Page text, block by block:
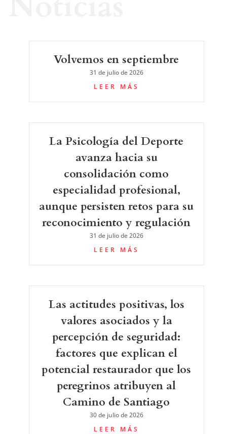
Volvemos en septiembre
31 de julio de 2026
LEER MÁS
La Psicología del Deporte
avanza hacia su
consolidación como
especialidad profesional,
aunque persisten retos para su
reconocimiento y regulación
31 de julio de 2026
LEER MÁS
Las actitudes positivas, los
valores asociados y la
percepción de seguridad:
factores que explican el
potencial restaurador que los
peregrinos atribuyen al
Camino de Santiago
30 de julio de 2026
LEER MÁS